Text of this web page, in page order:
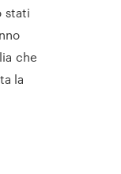
stati
che
la